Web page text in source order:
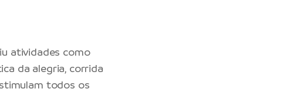
atividades como
da alegria, corrida
todos os